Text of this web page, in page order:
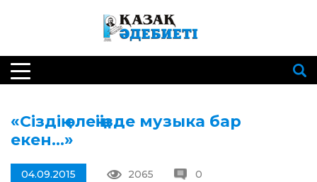
«Сіздің өлеңіңізде музыка бар
екен…»
04.09.2015 2065 0